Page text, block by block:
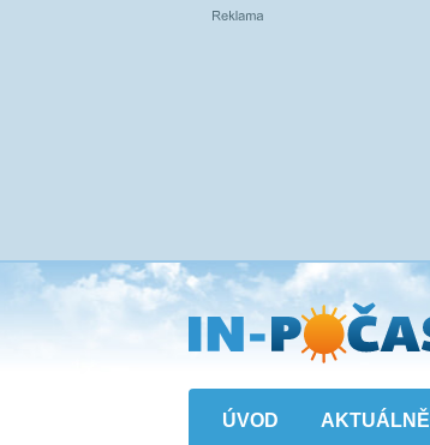
Přejít
na
hlavní
obsah
ÚVOD AKTUÁLNĚ